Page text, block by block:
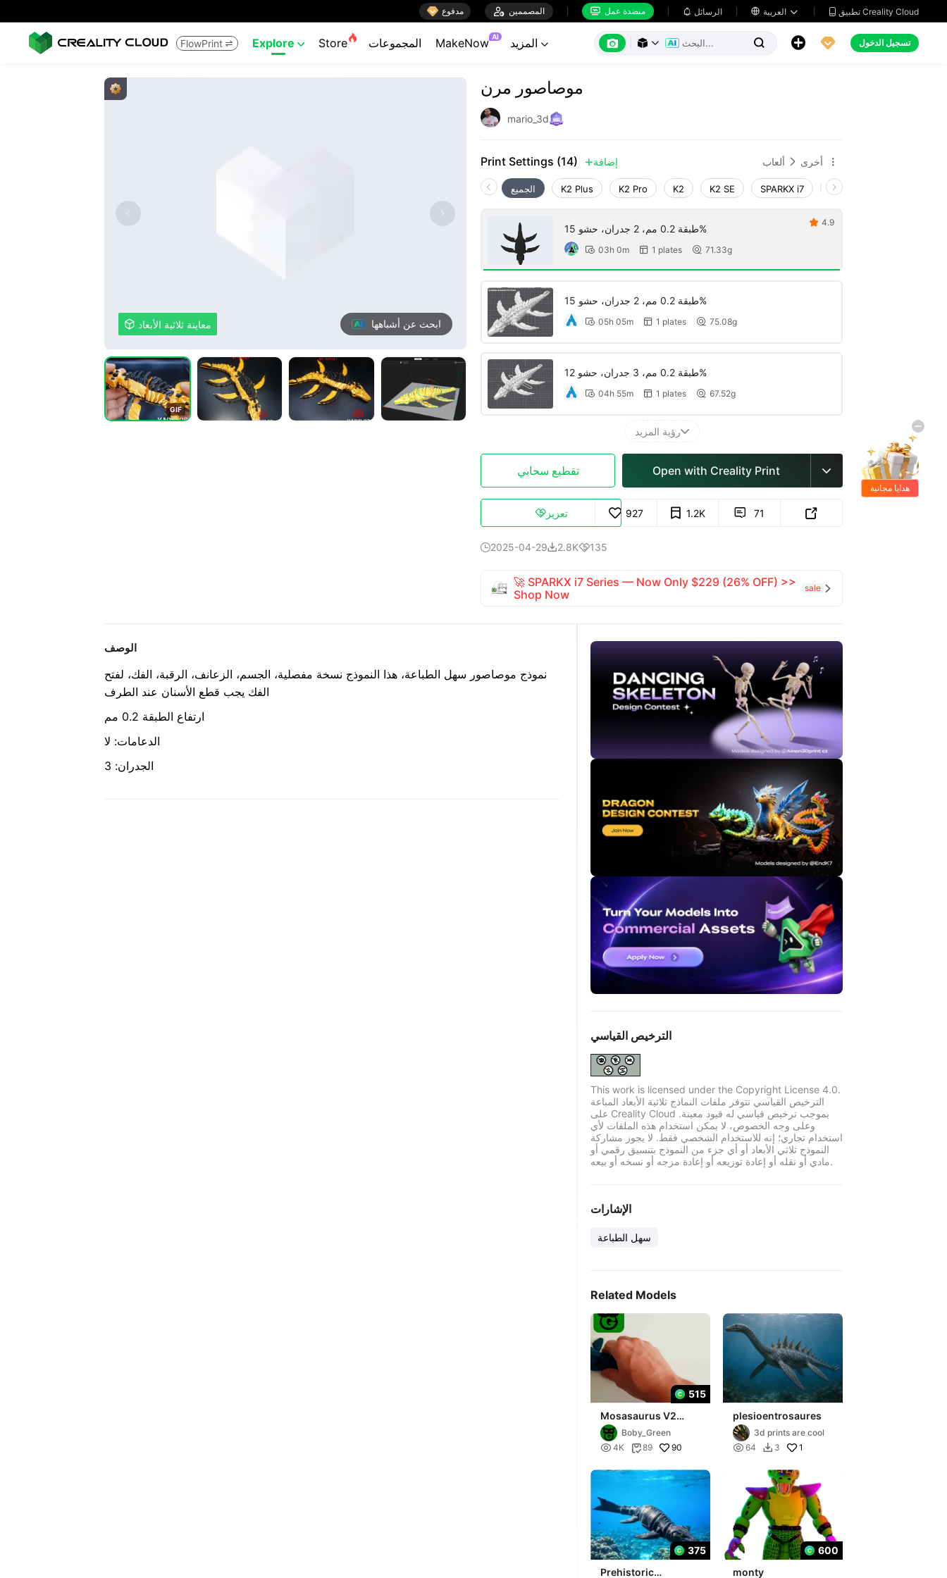
 مدفوع  المصممين  منضدة عمل  الرسائل    تطبيق Creality Cloud
FlowPrint  Explore  Store المجموعات MakeNow AI
       تسجيل الدخول
 معاينة ثلاثية الأبعاد ابحث عن أشباهها
GIF
موصاصور مرن
mario_3d
Print Settings (14)  إضافة ألعاب  أخرى 
الجميع K2 Plus K2 Pro K2 K2 SE SPARKX i7 Creality Hi
طبقة 0.2 مم، 2 جدران، حشو 15%
 03h 0m  1 plates  71.33g
 4.9
طبقة 0.2 مم، 2 جدران، حشو 15%
 05h 05m  1 plates  75.08g
طبقة 0.2 مم، 3 جدران، حشو 12%
 04h 55m  1 plates  67.52g
رؤية المزيد
تقطيع سحابي Open with Creality Print 
تعزيز 927 1.2K  71 
2025-04-292.8K135
🚀 SPARKX i7 Series — Now Only $229 (26% OFF) >>
Shop Now
sale 
الوصف
نموذج موصاصور سهل الطباعة، هذا النموذج نسخة مفصلية، الجسم، الزعانف، الرقبة، الفك، لفتح
الفك يجب قطع الأسنان عند الطرف
ارتفاع الطبقة 0.2 مم
الدعامات: لا
الجدران: 3
الترخيص القياسي
This work is licensed under the Copyright License 4.0.
الترخيص القياسي تتوفر ملفات النماذج ثلاثية الأبعاد المباعة
على Creality Cloud بموجب ترخيص قياسي له قيود معينة.
وعلى وجه الخصوص، لا يمكن استخدام هذه الملفات لأي
استخدام تجاري؛ إنه للاستخدام الشخصي فقط. لا يجوز مشاركة
النموذج ثلاثي الأبعاد أو أي جزء من النموذج بتنسيق رقمي أو
مادي أو نقله أو إعادة توزيعه أو إعادة مزجه أو نسخه أو بيعه.
الإشارات
سهل الطباعة
Related Models
515
Mosasaurus V2
FlexiBoby_Green
 4K 89 90
plesioentrosaures
3d prints are cool
 64  3 1
375
Prehistoric
600
monty
هدايا مجانية